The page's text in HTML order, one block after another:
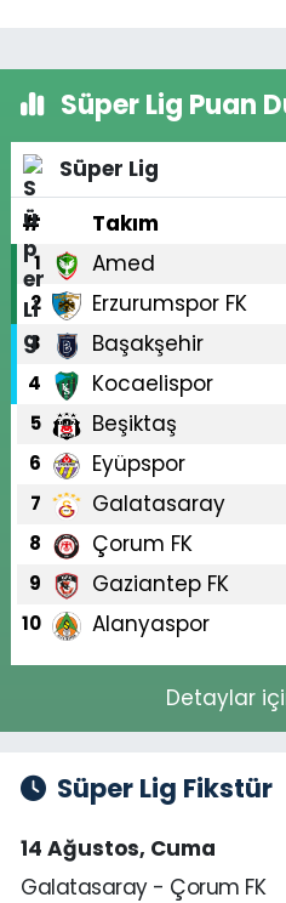
Süper Lig Puan
Süper Lig
#
Takım
1 Amed
2 Erzurumspor FK
3 Başakşehir
4 Kocaelispor
5 Beşiktaş
6 Eyüpspor
7 Galatasaray
8 Çorum FK
9 Gaziantep FK
10 Alanyaspor
Detaylar
Süper Lig Fikstür
14 Ağustos, Cuma
Galatasaray - Çorum FK